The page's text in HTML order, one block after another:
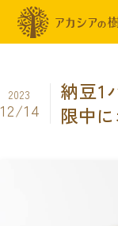
トップページ 暮
納豆1
限中
2023
12/14